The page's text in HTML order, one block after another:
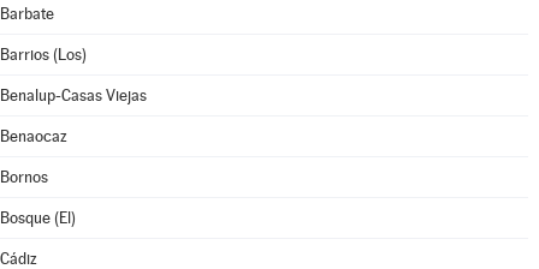
Barbate
Barrios (Los)
Benalup-Casas Viejas
Benaocaz
Bornos
Bosque (El)
Cádiz